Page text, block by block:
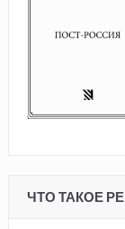
ЧТО ТАКОЕ